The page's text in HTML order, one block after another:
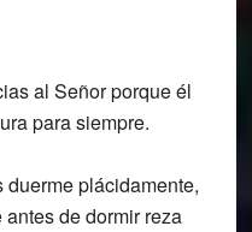
al Señor porque él
para siempre.
plácidamente,
de dormir reza